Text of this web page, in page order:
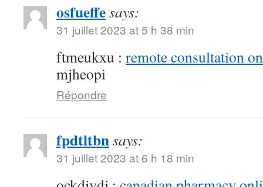
osfueffesays:
31 juillet 2023 at 5 h 38 min
ftmeukxu : remote consultation
mjheopi
Répondre
fpdtltbnsays:
31 juillet 2023 at 6 h 18 min